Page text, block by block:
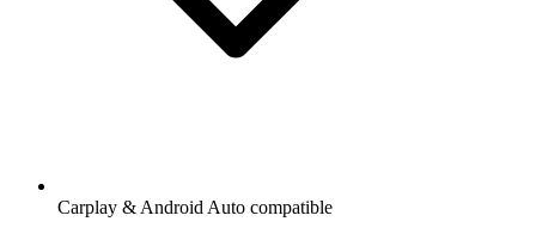
Carplay & Android Auto compatible